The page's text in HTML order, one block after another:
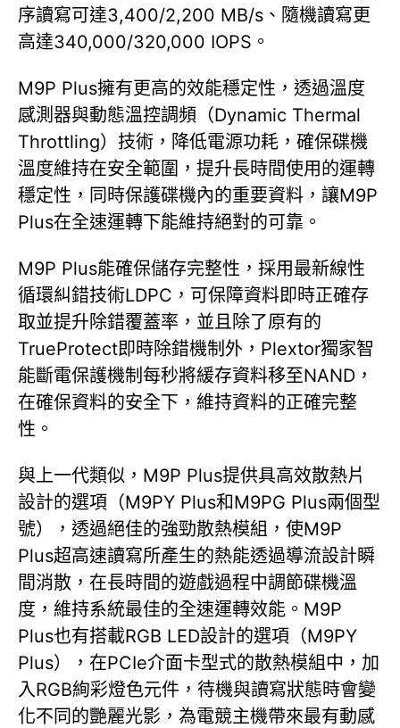
序讀寫可達3,400/2,200 MB/s、隨機讀寫更
高達340,000/320,000 IOPS。
M9P Plus擁有更高的效能穩定性，透過溫度
感測器與動態溫控調頻（Dynamic Thermal
Throttling）技術，降低電源功耗，確保碟機
溫度維持在安全範圍，提升長時間使用的運轉
穩定性，同時保護碟機內的重要資料，讓M9P
Plus在全速運轉下能維持絕對的可靠。
M9P Plus能確保儲存完整性，採用最新線性
循環糾錯技術LDPC，可保障資料即時正確存
取並提升除錯覆蓋率，並且除了原有的
TrueProtect即時除錯機制外，Plextor獨家智
能斷電保護機制每秒將緩存資料移至NAND，
在確保資料的安全下，維持資料的正確完整
性。
與上一代類似，M9P Plus提供具高效散熱片
設計的選項（M9PY Plus和M9PG Plus兩個型
號），透過絕佳的強勁散熱模組，使M9P
Plus超高速讀寫所產生的熱能透過導流設計瞬
間消散，在長時間的遊戲過程中調節碟機溫
度，維持系統最佳的全速運轉效能。M9P
Plus也有搭載RGB LED設計的選項（M9PY
Plus），在PCIe介面卡型式的散熱模組中，加
入RGB絢彩燈色元件，待機與讀寫狀態時會變
化不同的艷麗光影，為電競主機帶來最有動感